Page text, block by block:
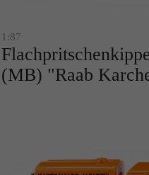
1:87
(MB) "Raab